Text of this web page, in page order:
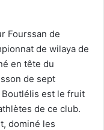
Fourssan de
de wilaya de
en tête du
de sept
Boutlélis est le fruit
de ce club.
dominé les